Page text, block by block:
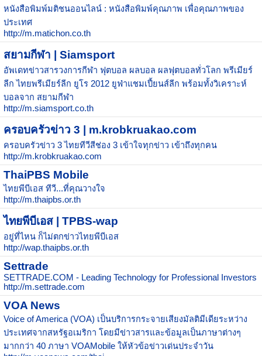
หนังสือพิมพ์มติชนออนไลน์ : หนังสือพิมพ์คุณภาพ เพื่อคุณภาพของ
ประเทศ
http://m.matichon.co.th
สยามกีฬา | Siamsport
อัพเดทข่าวสารวงการกีฬา ฟุตบอล ผลบอล ผลฟุตบอลทั่วโลก พรีเมียร์
ลีก ไทยพรีเมียร์ลีก ยูโร 2012 ยูฟ่าแชมเปี้ยนส์ลีก พร้อมทั้งวิเคราะห์
บอลจาก สยามกีฬา
http://m.siamsport.co.th
ครอบครัวข่าว 3 | m.krobkruakao.com
ครอบครัวข่าว 3 ไทยทีวีสีช่อง 3 เข้าใจทุกข่าว เข้าถึงทุกคน
http://m.krobkruakao.com
ThaiPBS Mobile
ไทยพีบีเอส ทีวี...ที่คุณวางใจ
http://m.thaipbs.or.th
ไทยพีบีเอส | TPBS-wap
อยู่ที่ไหน ก็ไม่ตกข่าวไทยพีบีเอส
http://wap.thaipbs.or.th
Settrade
SETTRADE.COM - Leading Technology for Professional Investors
http://m.settrade.com
VOA News
Voice of America (VOA) เป็นบริการกระจายเสียงมัลติมีเดียระหว่าง
ประเทศจากสหรัฐอเมริกา โดยมีข่าวสารและข้อมูลเป็นภาษาต่างๆ
มากกว่า 40 ภาษา VOAMobile ให้หัวข้อข่าวเด่นประจำวัน